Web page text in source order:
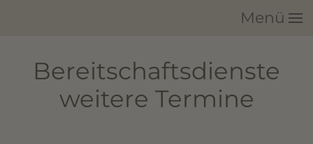
Menü
Bereitschaftsdienste
weitere Termine